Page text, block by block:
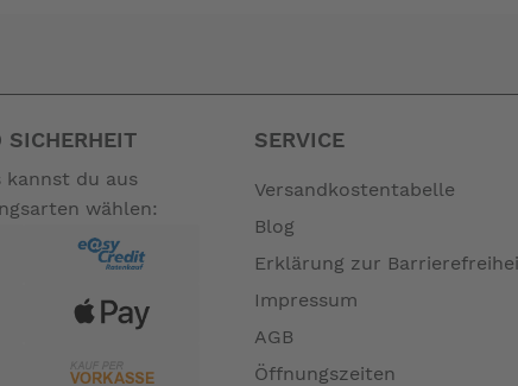
SICHERHEIT
kannst du aus
wählen:
SERVICE
Versandkostentabelle
Blog
Erklärung zur
Impressum
AGB
Öffnungszeiten